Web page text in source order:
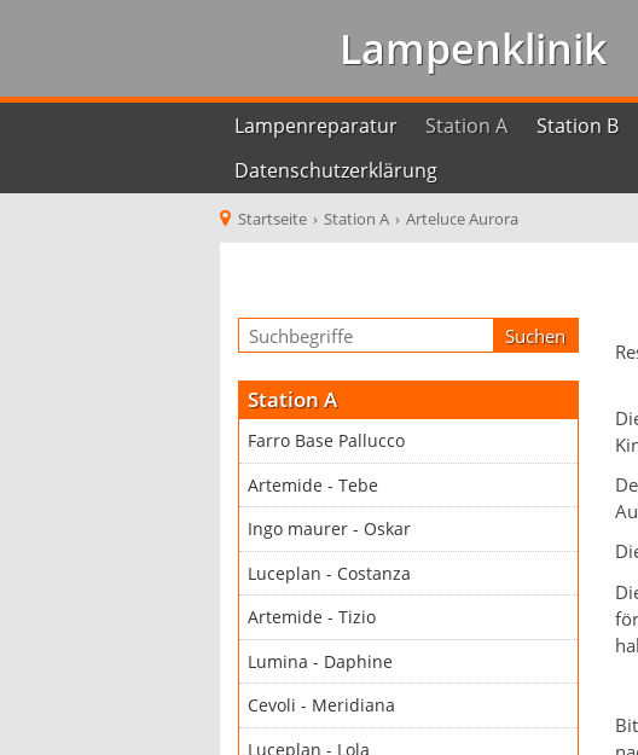
Lampenklinik
Lampenreparatur Station A Station B
Datenschutzerklärung
Startseite › Station A › Arteluce Aurora
Station A
Farro Base Pallucco
Artemide - Tebe
Ingo maurer - Oskar
Luceplan - Costanza
Artemide - Tizio
Lumina - Daphine
Cevoli - Meridiana
Luceplan - Lola